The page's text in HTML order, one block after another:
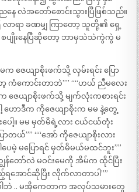
လဲအတော်စောင်းသွားပြီဖြစ်သည်။
ာရာ ခဏမျှ ကြာတော့ သူတို့၏ ရှေ့
င် စပျိုးနေပြီဆိုတော့ ဘာမှသဲသဲကွဲကွဲ မ
ဇေယျာစိုးဖက်သို့ လှမ်းရင်း ပြော
ာ့ ကံကောင်းတာဘဲ”” ““ဟယ် ညီမလေး
ဇေယျာစိုးဖက်သို့ မျက်လုံးကစားရင်း
ောဒီက ကိုဇေယျာစိုးက မမ နဲ့တွေ့
ေါ့။ မမ မှတ်မိရဲ့လား ငယ်ငယ်တုံး
ယ်”” ““အော် ကိုဇေယျာစိုးလား
ေမဲ့ မပြောရင် မှတ်မိမယ်မထင်ဘူး””
ျွန်တော်လဲ မဝင်းမေကို အိမ်က ထိုင်ပြီး
ရအောင်ဆိုပြီး လိုက်လာတာပါ””
ါဘဲ .. မအိုကေတာက အလုပ်သမားတွေ